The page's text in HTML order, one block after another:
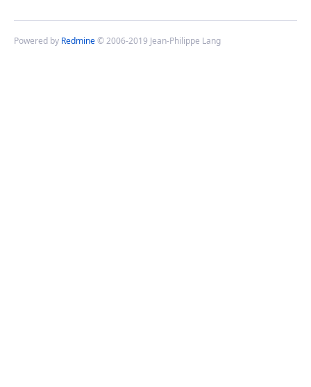
Powered by Redmine© 2006-2019 Jean-Philippe Lang